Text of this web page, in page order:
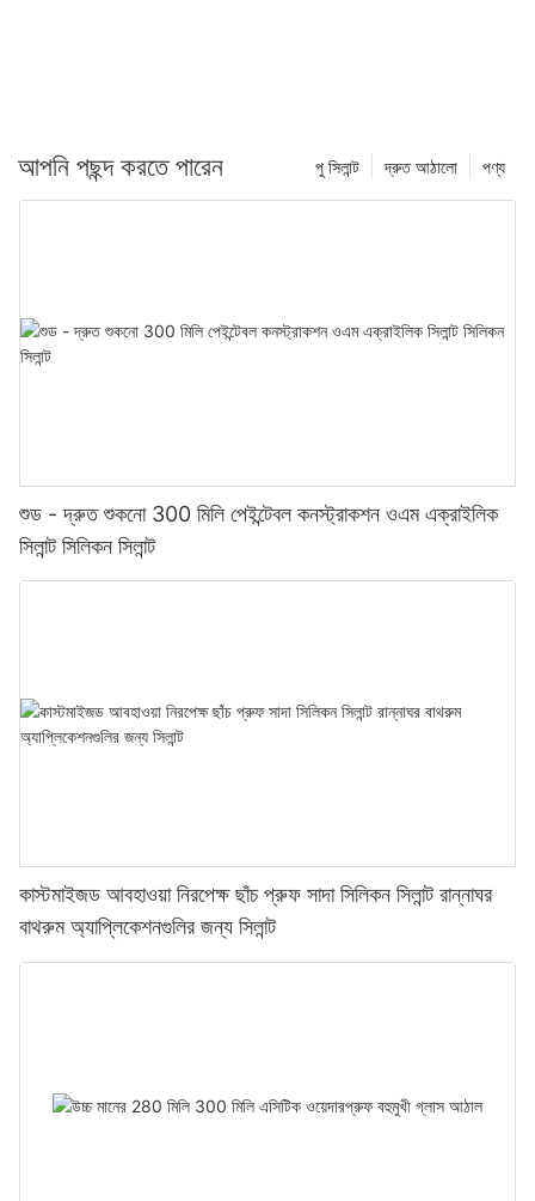
আপনি পছন্দ করতে পারেন পণ্য
দ্রুত আঠালো
পু সিলান্ট
শুড - দ্রুত শুকনো 300 মিলি পেইন্টেবল কনস্ট্রাকশন ওএম এক্রাইলিক
সিলান্ট সিলিকন সিলান্ট
কাস্টমাইজড আবহাওয়া নিরপেক্ষ ছাঁচ প্রুফ সাদা সিলিকন সিলান্ট রান্নাঘর
বাথরুম অ্যাপ্লিকেশনগুলির জন্য সিলান্ট